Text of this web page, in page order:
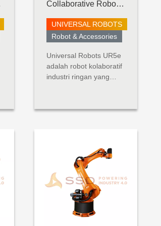
Collaborative Robot -
UNIVERSAL ROBOTS
Robot & Accessories
Universal Robots UR5e
adalah robot kolaboratif
industri ringan yang
(hingga 5 kg). Robot
fleksibilitas dan
kemampuan
beradaptasi. UR5e
dirancang untuk
integrasi tanpa bat...